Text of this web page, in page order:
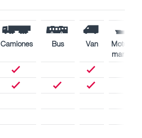
Camiones Bus Van
Motores
marinos